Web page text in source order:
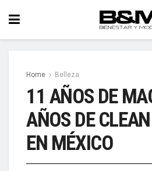
Home Belleza
11 AÑOS DE
AÑOS DE
EN MÉXICO